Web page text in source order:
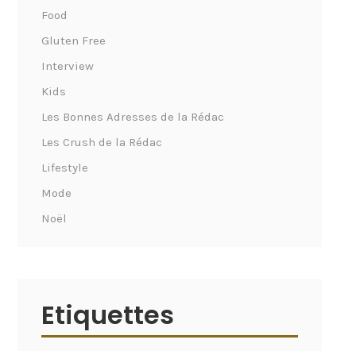
Food
Gluten Free
Interview
Kids
Les Bonnes Adresses de la Rédac
Les Crush de la Rédac
Lifestyle
Mode
Noël
Etiquettes